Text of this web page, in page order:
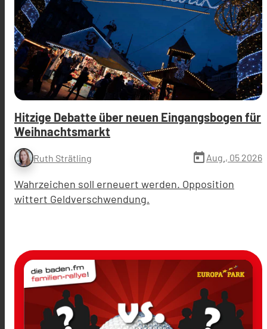
Hitzige Debatte über neuen Eingangsbogen für
Weihnachtsmarkt
Ruth Strätling today Aug., 05 2026
Wahrzeichen soll erneuert werden. Opposition
wittert Geldverschwendung.